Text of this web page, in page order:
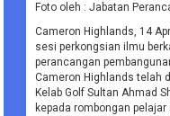
Foto oleh : Jabatan
Cameron Highlands, 14
sesi perkongsian ilmu
perancangan
Cameron Highlands telah
Kelab Golf Sultan Ahmad
kepada rombongan